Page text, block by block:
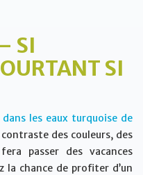
SI
SI
les eaux turquoise de
des couleurs, des
passer des vacances
la chance de profiter d’un